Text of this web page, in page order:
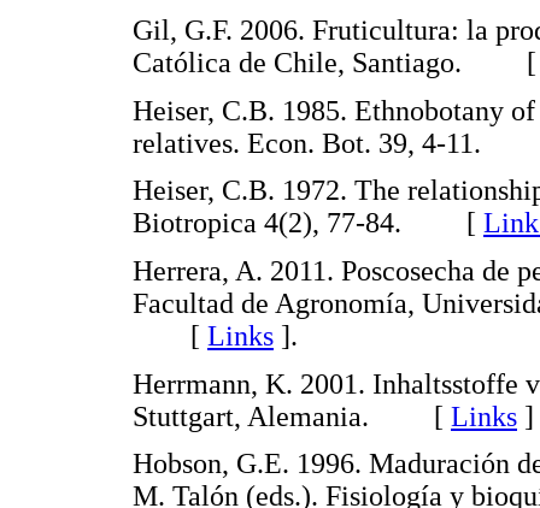
Gil, G.F. 2006. Fruticultura: la
Católica de Chile, Santiago.
Heiser, C.B. 1985. Ethnobotany
relatives. Econ. Bot. 39, 4-
Heiser, C.B. 1972. The
Biotropica 4(2), 77-84. [
Herrera, A. 2011. Poscosecha de
Facultad de Agronomía,
[ Links ].
Herrmann, K. 2001. Inhaltsstoffe
Stuttgart, Alemania. [ Links ]
Hobson, G.E. 1996. Maduración
M. Talón (eds.). Fisiología y